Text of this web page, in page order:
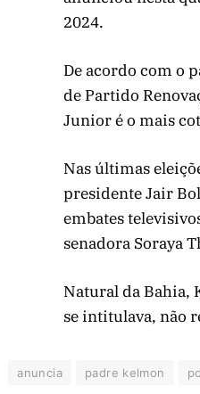
2024.
De acordo com o
de Partido
Junior é o mais
Nas últimas
presidente Jair
embates
senadora Soraya
Natural da Bahia,
se intitulava, não
anuncia padre kelmon